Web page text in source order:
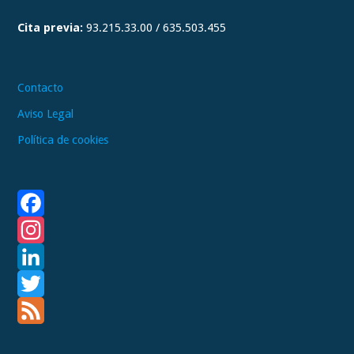
m
Cita previa: 93.215.33.00 / 635.503.455
Contacto
Aviso Legal
Política de cookies
F
a
c
e
n
s
L
T